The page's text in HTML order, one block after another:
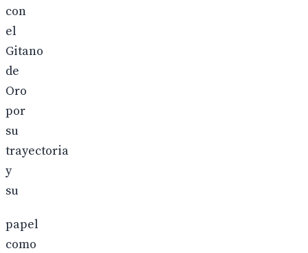
con
el
Gitano
de
Oro
por
su
trayectoria
y
su
papel
como